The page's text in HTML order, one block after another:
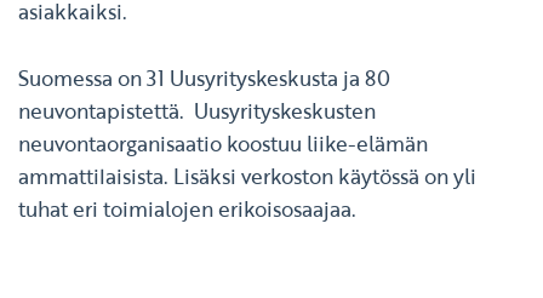
asiakkaiksi.
Suomessa on 31 Uusyrityskeskusta ja 80
neuvontapistettä. Uusyrityskeskusten
neuvontaorganisaatio koostuu liike-elämän
ammattilaisista. Lisäksi verkoston käytössä on yli
tuhat eri toimialojen erikoisosaajaa.